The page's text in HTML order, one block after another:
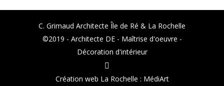
C. Grimaud Architecte Île de Ré & La Rochelle
©2019 - Architecte DE - Maîtrise d'oeuvre -
Décoration d'intérieur
Création web La Rochelle : MédiArt